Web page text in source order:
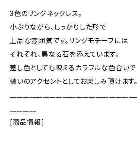
3色のリングネックレス。
小ぶりながら、しっかりした形で
上品な雰囲気です。リングモチーフには
それぞれ、異なる石を添えています。
差し色としても映えるカラフルな色合いで
装いのアクセントとしてお楽しみ頂けます。
[商品情報]